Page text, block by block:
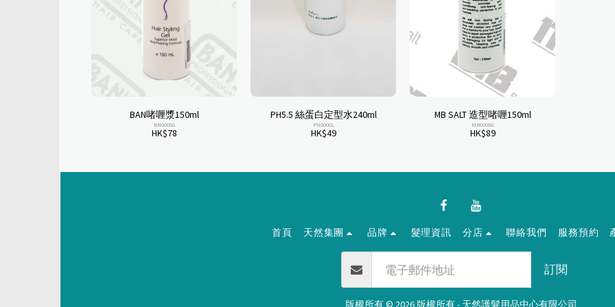
BAN啫喱漿150ml
BNG00SG
HK$78
PH5.5 絲蛋白定型水240ml
PHG00GL
HK$49
MB SALT 造型啫喱150ml
MBS00SG
HK$89
首頁 天然集團 品牌 髮理資訊 分店 聯絡我們 服務預約
訂閱
版權所有 © 2026 版權所有 - 天然護髮用品中心有限公司